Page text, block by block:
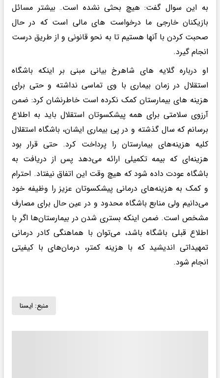
به این سوال گفت: هیچ بحثی نشده است. بیشتر مسائل
بازیکنان خارجی ما درخواست های مالی است که در حال
صحبت کردن با آنها هستیم تا به نحو قانونی و از طریق درست
انجام گیرد.
او درباره گلایه های شاهرخ بیانی مبنی بر اینکه باشگاه
استقلال در زمان بیماری با وی تماسی نداشته و حتی برای
هزینه های بیمارستان کمک نکرده است خاطرنشان کرد: ضمن
آرزوی سلامتی برای همه پیشکسوتان استقلال باید به اطلاع
برسانم که سال گذشته و در پی بیماری ایشان، باشگاه استقلال
کلیه هزینه‌های بیمارستان را پرداخت کرد. حتی قرار بود
هزینه‌ای که بیمه تکمیلی ارائه می‌دهد پس از دریافت به
باشگاه عودت داده شود که هیچ وقت این اتفاق نیفتاد. احترام
و کمک به هزینه‌های درمانی پیشکسوتان عزیز را وظیفه خود
می‌دانیم ولی منابع باشگاه محدود و در عین حال برای مصارف
مشخص است. ضمن اینکه بستری شدن در بیمارستان‌ها اگر با
اطلاع قبلی باشگاه باشد، می‌توان با هماهنگی کادر درمانی
تمهیداتی اندیشید که با هزینه کمتر، درمان‌های با کیفیتی
انجام شود.
منبع: ايسنا